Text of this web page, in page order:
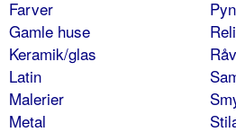
Farver
Gamle huse
Keramik/glas
Latin
Malerier
Metal